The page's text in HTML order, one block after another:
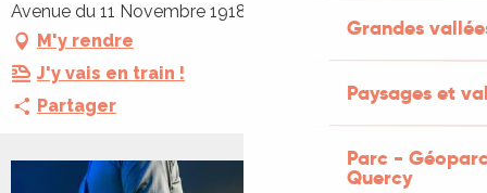
Grandes
Paysages et
Parc -
Quercy
Avenue du 11 Novembre 1918, 46500 Gramat
M'y rendre
J'y vais en train !
Partager